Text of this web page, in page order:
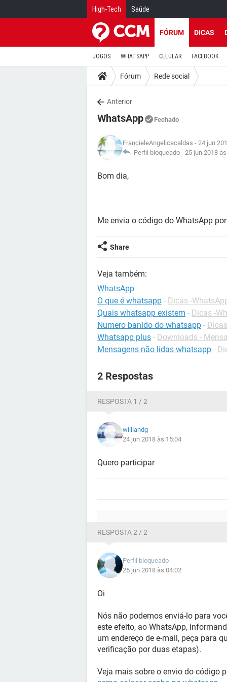
High-Tech Saúde
FÓRUM DICAS
JOGOS WHATSAPP CELULAR FACEBOOK
Fórum Rede social
Anterior
WhatsApp Fechado
FrancieleAngelicacaldas - 24 jun
Perfil bloqueado - 25 jun 2018
Bom dia,
Me envia o código do WhatsApp
Share
Veja também:
WhatsApp
O que é whatsapp - Dicas -
Quais whatsapp existem - Dicas -
Numero banido do whatsapp -
Whatsapp plus - Downloads -
Mensagens não lidas whatsapp -
2 Respostas
RESPOSTA 1 / 2
williandg
24 jun 2018 às 15:04
Quero participar
RESPOSTA 2 / 2
Perfil bloqueado
25 jun 2018 às 04:02
Oi
Nós não podemos enviá-lo para
este efeito, ao WhatsApp,
um endereço de e-mail, peça para
verificação por duas etapas).
Veja mais sobre o envio do código